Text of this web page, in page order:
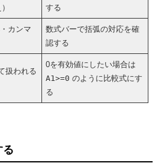
する
カンマ
数式バーで括弧の対応を確
認する
扱われる
0を有効値にしたい場合は
A1>=0 のように比較式にす
る
る